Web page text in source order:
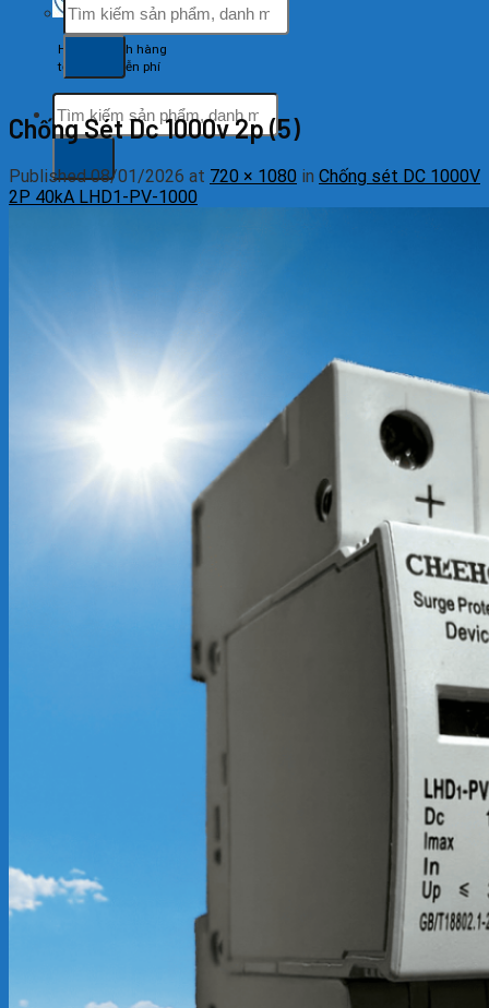
Hỗ trợ khách hàng
tổng đài miễn phí
Tìm
kiếm:
kiếm:
Chống Sét Dc 1000v 2p (5)
Published08/01/2026 at 720 × 1080 in Chống sét DC 1000V
2P 40kA LHD1-PV-1000